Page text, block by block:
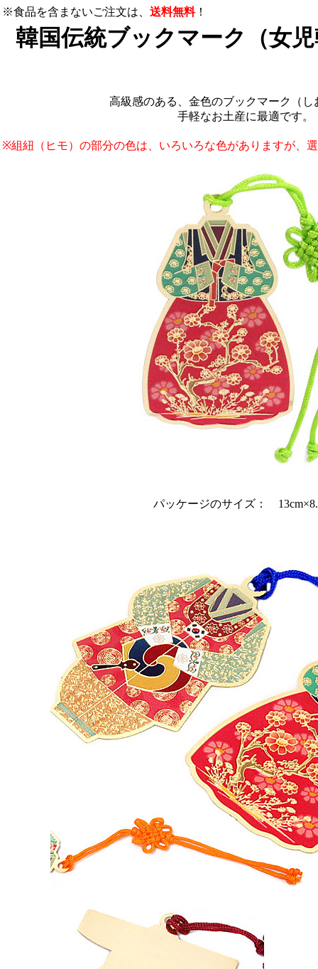
※食品を含まないご注文は、 送料無料！
韓国伝統ブックマーク（女
高級感のある、金色のブックマーク（し
手軽なお土産に最適です。
※組紐（ヒモ）の部分の色は、いろいろな色がありますが、
パッケージのサイズ：